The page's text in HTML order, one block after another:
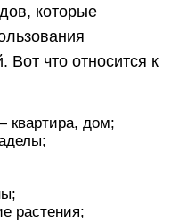
которые
что относится к
квартира, дом;
растения;